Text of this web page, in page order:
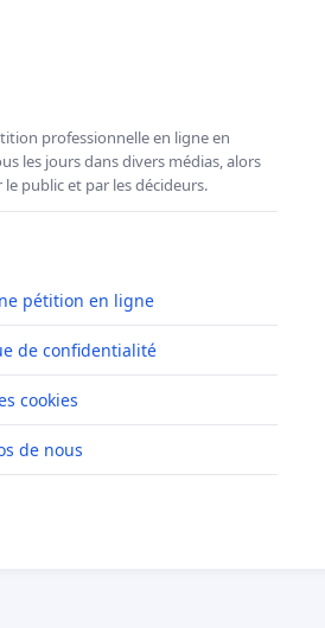
professionnelle en ligne en
les jours dans divers médias, alors
public et par les décideurs.
pétition en ligne
de confidentialité
cookies
de nous